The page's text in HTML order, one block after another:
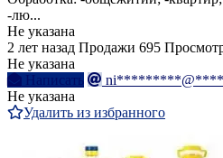
-лю...
Не указана
2 лет назад Продажи 695
Не указана
Написать
Не указана
Удалить из избранного